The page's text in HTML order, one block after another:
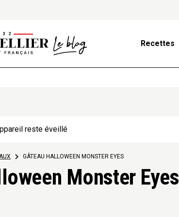
Recettes
reste éveillé
> GÂTEAU HALLOWEEN MONSTER EYES
Monster Eyes